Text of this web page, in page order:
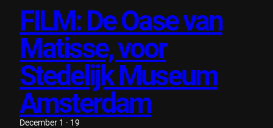
FILM: De Oase van
Matisse, voor
Stedelijk Museum
Amsterdam
December 1 · 19